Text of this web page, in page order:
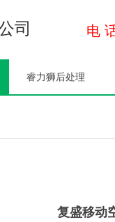
司 电
睿力狮后处理
复盛移动